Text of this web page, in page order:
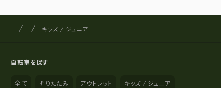
サイト内の現在地
サイクルショップナカゴヤ
キッズ / ジュニア
自転車を探す
全て 折りたたみ アウトレット キッズ / ジュニア